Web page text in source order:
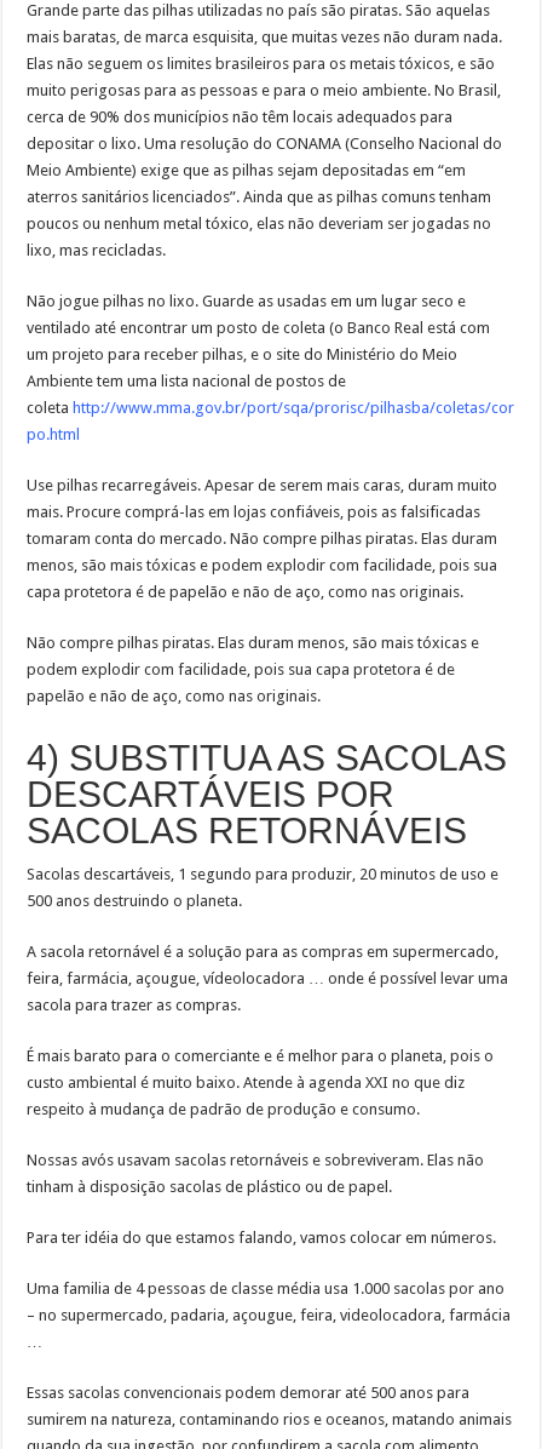
Grande parte das pilhas utilizadas no país são piratas. São aquelas
mais baratas, de marca esquisita, que muitas vezes não duram nada.
Elas não seguem os limites brasileiros para os metais tóxicos, e são
muito perigosas para as pessoas e para o meio ambiente. No Brasil,
cerca de 90% dos municípios não têm locais adequados para
depositar o lixo. Uma resolução do CONAMA (Conselho Nacional do
Meio Ambiente) exige que as pilhas sejam depositadas em “em
aterros sanitários licenciados”. Ainda que as pilhas comuns tenham
poucos ou nenhum metal tóxico, elas não deveriam ser jogadas no
lixo, mas recicladas.
Não jogue pilhas no lixo. Guarde as usadas em um lugar seco e
ventilado até encontrar um posto de coleta (o Banco Real está com
um projeto para receber pilhas, e o site do Ministério do Meio
Ambiente tem uma lista nacional de postos de
coleta http://www.mma.gov.br/port/sqa/prorisc/pilhasba/coletas/cor
po.html
Use pilhas recarregáveis. Apesar de serem mais caras, duram muito
mais. Procure comprá-las em lojas confiáveis, pois as falsificadas
tomaram conta do mercado. Não compre pilhas piratas. Elas duram
menos, são mais tóxicas e podem explodir com facilidade, pois sua
capa protetora é de papelão e não de aço, como nas originais.
Não compre pilhas piratas. Elas duram menos, são mais tóxicas e
podem explodir com facilidade, pois sua capa protetora é de
papelão e não de aço, como nas originais.
4) SUBSTITUA AS SACOLAS
DESCARTÁVEIS POR
SACOLAS RETORNÁVEIS
Sacolas descartáveis, 1 segundo para produzir, 20 minutos de uso e
500 anos destruindo o planeta.
A sacola retornável é a solução para as compras em supermercado,
feira, farmácia, açougue, vídeolocadora … onde é possível levar uma
sacola para trazer as compras.
É mais barato para o comerciante e é melhor para o planeta, pois o
custo ambiental é muito baixo. Atende à agenda XXI no que diz
respeito à mudança de padrão de produção e consumo.
Nossas avós usavam sacolas retornáveis e sobreviveram. Elas não
tinham à disposição sacolas de plástico ou de papel.
Para ter idéia do que estamos falando, vamos colocar em números.
Uma familia de 4 pessoas de classe média usa 1.000 sacolas por ano
– no supermercado, padaria, açougue, feira, videolocadora, farmácia
…
Essas sacolas convencionais podem demorar até 500 anos para
sumirem na natureza, contaminando rios e oceanos, matando animais